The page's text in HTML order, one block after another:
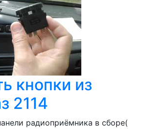
кнопки из
2114
радиоприёмника в сборе(